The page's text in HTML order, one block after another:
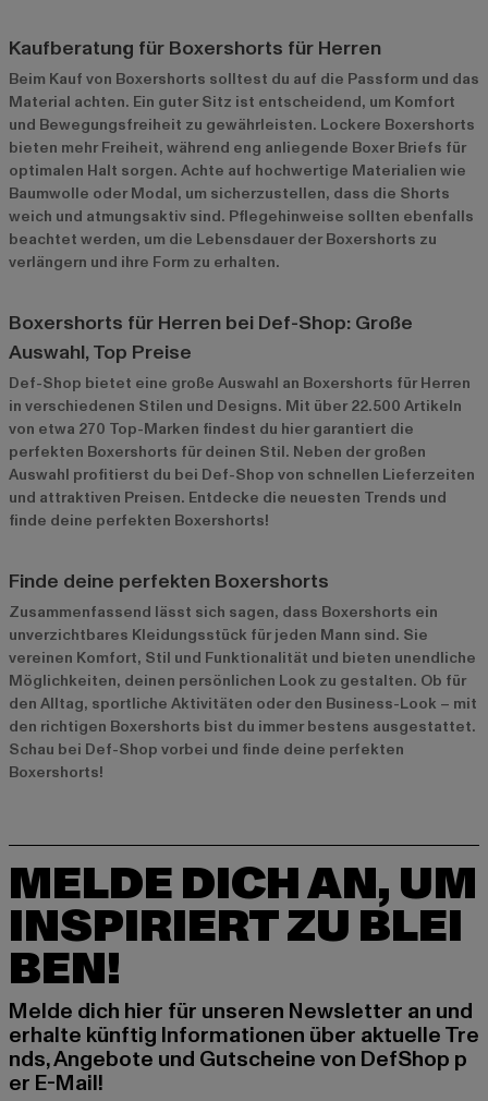
Kaufberatung für Boxershorts für Herren
Beim Kauf von Boxershorts solltest du auf die Passform und das
Material achten. Ein guter Sitz ist entscheidend, um Komfort
und Bewegungsfreiheit zu gewährleisten. Lockere Boxershorts
bieten mehr Freiheit, während eng anliegende Boxer Briefs für
optimalen Halt sorgen. Achte auf hochwertige Materialien wie
Baumwolle oder Modal, um sicherzustellen, dass die Shorts
weich und atmungsaktiv sind. Pflegehinweise sollten ebenfalls
beachtet werden, um die Lebensdauer der Boxershorts zu
verlängern und ihre Form zu erhalten.
Boxershorts für Herren bei Def-Shop: Große
Auswahl, Top Preise
Def-Shop bietet eine große Auswahl an Boxershorts für Herren
in verschiedenen Stilen und Designs. Mit über 22.500 Artikeln
von etwa 270 Top-Marken findest du hier garantiert die
perfekten Boxershorts für deinen Stil. Neben der großen
Auswahl profitierst du bei Def-Shop von schnellen Lieferzeiten
und attraktiven Preisen. Entdecke die neuesten Trends und
finde deine perfekten Boxershorts!
Finde deine perfekten Boxershorts
Zusammenfassend lässt sich sagen, dass Boxershorts ein
unverzichtbares Kleidungsstück für jeden Mann sind. Sie
vereinen Komfort, Stil und Funktionalität und bieten unendliche
Möglichkeiten, deinen persönlichen Look zu gestalten. Ob für
den Alltag, sportliche Aktivitäten oder den Business-Look – mit
den richtigen Boxershorts bist du immer bestens ausgestattet.
Schau bei Def-Shop vorbei und finde deine perfekten
Boxershorts!
MELDE DICH AN, UM
INSPIRIERT ZU BLEI
BEN!
Melde dich hier für unseren Newsletter an und
erhalte künftig Informationen über aktuelle Tre
nds, Angebote und Gutscheine von DefShop p
er E-Mail!